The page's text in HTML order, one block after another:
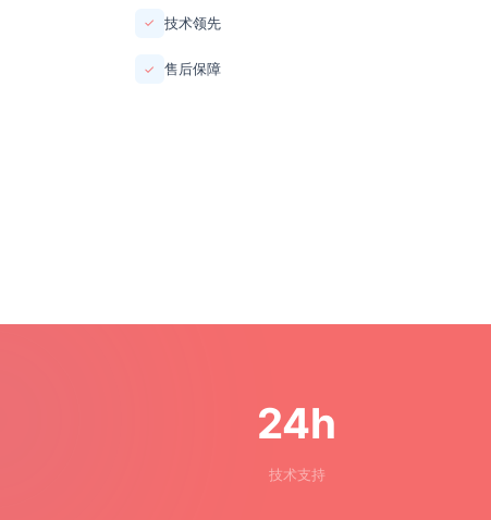
✓ 技术领先
✓ 售后保障
24h
技术支持